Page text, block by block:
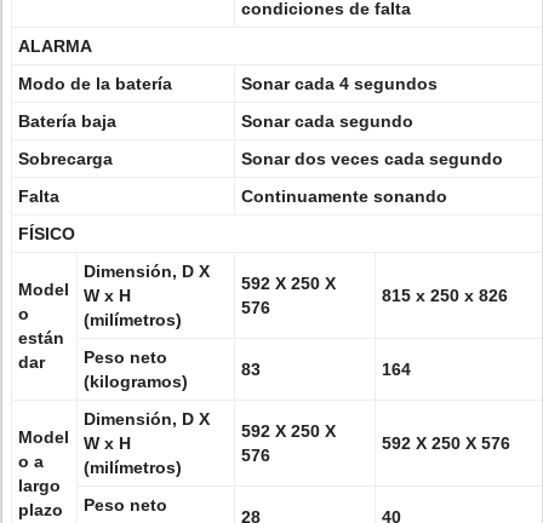
condiciones de falta
ALARMA
Modo de la batería
Sonar cada 4 segundos
Batería baja
Sonar cada segundo
Sobrecarga
Sonar dos veces cada segundo
Falta
Continuamente sonando
FÍSICO
Model
o
están
dar
Dimensión, D X
W x H
(milímetros)
592 X 250 X
576
815 x 250 x 826
Peso neto
(kilogramos)
83 164
Model
o a
largo
plazo
Dimensión, D X
W x H
(milímetros)
592 X 250 X
576
592 X 250 X 576
Peso neto
28 40